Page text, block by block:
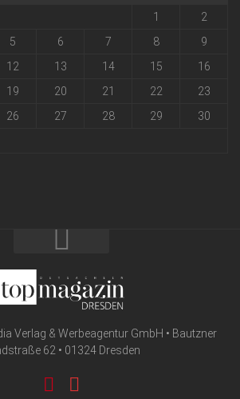
1
2
5 6 7 8
9
12 13 14 15
16
19 20 21 22
23
26 27 28 29
30
Verlag & Werbeagentur GmbH • Bautzner
62 • 01324 Dresden